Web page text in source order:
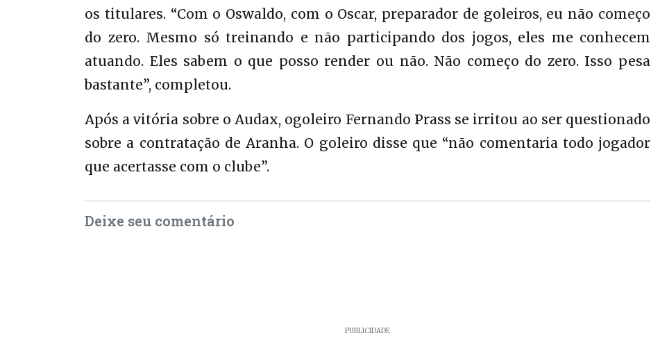
os titulares. “Com o Oswaldo, com o Oscar, preparador de goleiros, eu não começo
do zero. Mesmo só treinando e não participando dos jogos, eles me conhecem
atuando. Eles sabem o que posso render ou não. Não começo do zero. Isso pesa
bastante”, completou.
Após a vitória sobre o Audax, ogoleiro Fernando Prass se irritou ao ser questionado
sobre a contratação de Aranha. O goleiro disse que “não comentaria todo jogador
que acertasse com o clube”.
Deixe seu comentário
PUBLICIDADE